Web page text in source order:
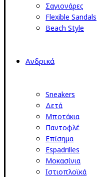
Σαγιονάρες
Flexible Sandals
Beach Style
Ανδρικά
Sneakers
Δετά
Μποτάκια
Παντοφλέ
Επίσημα
Espadrilles
Μοκασίνια
Ιστιοπλοϊκά